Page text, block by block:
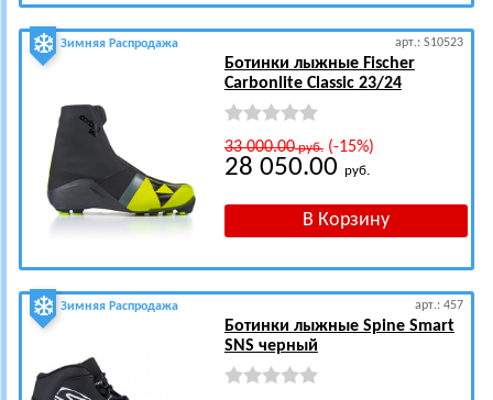
Зимняя Распродажа арт.: S10523
Ботинки лыжные Fischer
Carbonlite Classic 23/24
33 000.00руб.(-15%)
28 050.00 руб.
Зимняя Распродажа арт.: 457
Ботинки лыжные Spine Smart
SNS черный